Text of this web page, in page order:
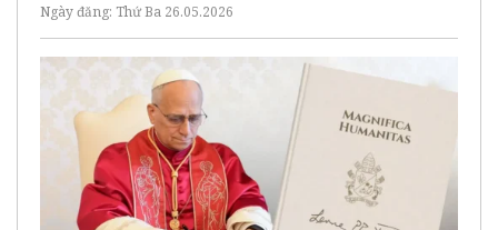
Ngày đăng: Thứ Ba 26.05.2026